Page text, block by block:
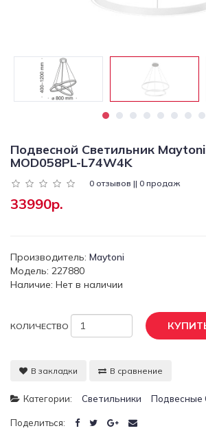
системы
Уличные
Электротовары
Подвесной Светильник
MOD058PL-L74W4K
0 отзывов || 0 продаж
33990р.
Производитель: Maytoni
Модель: 227880
Наличие: Нет в наличии
КОЛИЧЕСТВО
В закладки В сравнение
Категории: Светильники Подвесные
Поделиться: